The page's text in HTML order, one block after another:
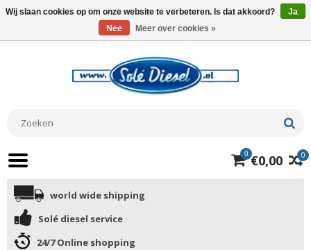
0
0 €0,00
world wide shipping
Solé diesel service
24/7 Online shopping
Wij slaan cookies op om onze website te verbeteren. Is dat akkoord?
Ja
Nee
Meer over cookies »